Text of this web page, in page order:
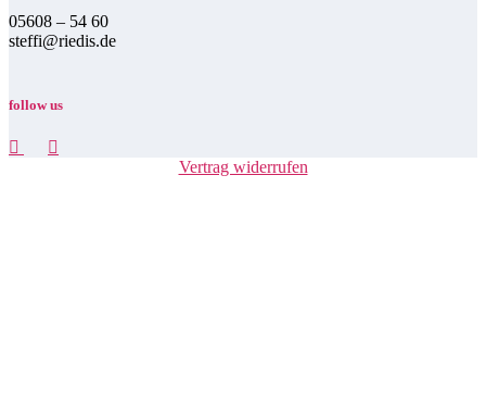
05608 – 54 60
steffi@riedis.de
follow us
Vertrag widerrufen